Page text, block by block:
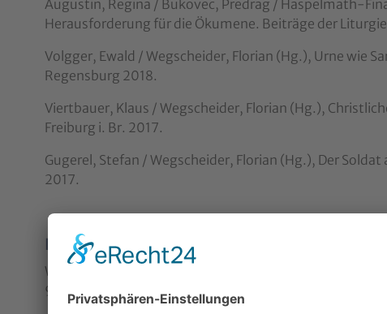
Augustin, Regina / Bukovec, Predrag / Haspelmath-
Herausforderung für die Ökumene. Beiträge der
Volgger, Ewald / Wegscheider, Florian (Hg.), Urne wie
Regensburg 2018.
Viertbauer, Klaus / Wegscheider, Florian (Hg.),
Freiburg i. Br. 2017.
Gugerel, Stefan / Wegscheider, Florian (Hg.), Der
2017.
Beiträge:
Wegscheider, Florian, Die Ursprünge des Advents.
99.